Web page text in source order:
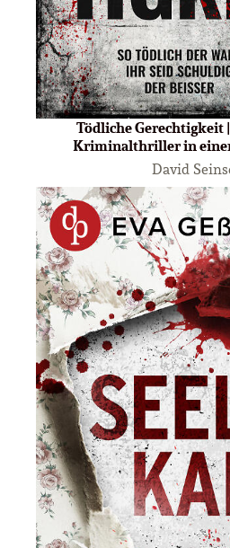
Tödliche Gerechtigkeit
Kriminalthriller in
David